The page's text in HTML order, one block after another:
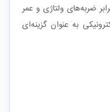
ضربه‌های ولتاژی و عمر
به عنوان گزینه‌ای